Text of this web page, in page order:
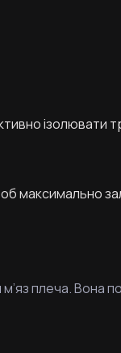
ізолювати
максимально
плеча. Вона